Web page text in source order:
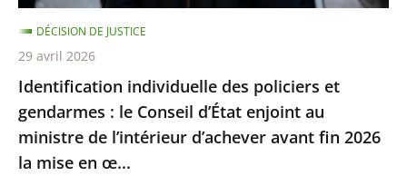
d’État
enjoint
au
ministre
de
l’intérieur
d’achever
Identification individuelle des policiers et
gendarmes : le Conseil d’État enjoint au
ministre de l’intérieur d’achever avant fin 2026
la mise en œ...
DÉCISION DE JUSTICE
29 avril 2026